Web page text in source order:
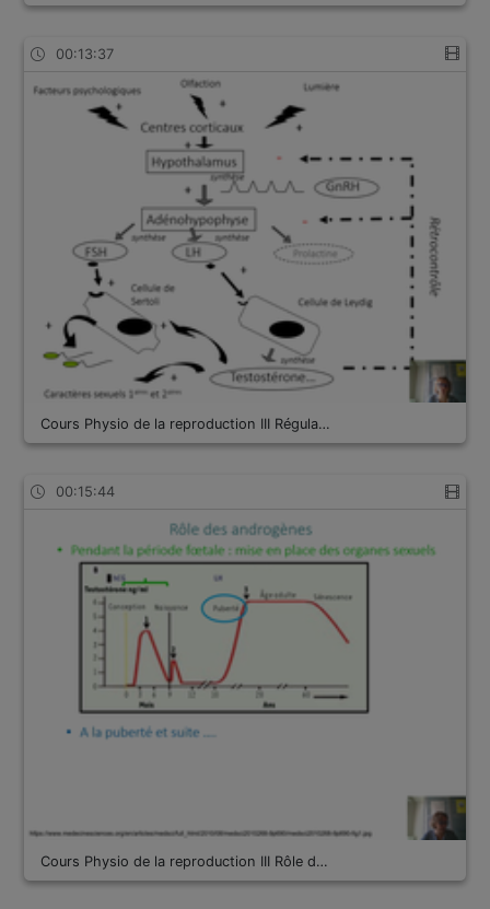
00:13:37
Cours Physio de la reproduction III Régula…
00:15:44
Cours Physio de la reproduction III Rôle d…